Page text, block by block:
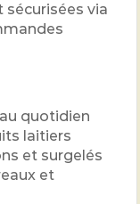
sécurisées via
quotidien
laitiers
et surgelés
et